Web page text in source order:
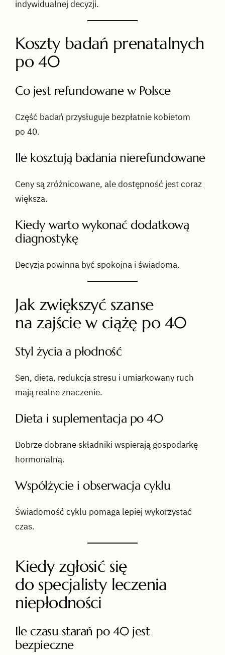
indywidualnej decyzji.
Koszty badań prenatalnych
po 40
Co jest refundowane w Polsce
Część badań przysługuje bezpłatnie kobietom
po 40.
Ile kosztują badania nierefundowane
Ceny są zróżnicowane, ale dostępność jest coraz
większa.
Kiedy warto wykonać dodatkową
diagnostykę
Decyzja powinna być spokojna i świadoma.
Jak zwiększyć szanse
na zajście w ciążę po 40
Styl życia a płodność
Sen, dieta, redukcja stresu i umiarkowany ruch
mają realne znaczenie.
Dieta i suplementacja po 40
Dobrze dobrane składniki wspierają gospodarkę
hormonalną.
Współżycie i obserwacja cyklu
Świadomość cyklu pomaga lepiej wykorzystać
czas.
Kiedy zgłosić się
do specjalisty leczenia
niepłodności
Ile czasu starań po 40 jest
bezpieczne